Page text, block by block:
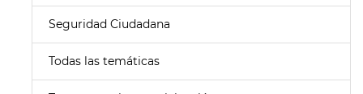
Seguridad Ciudadana
Todas las temáticas